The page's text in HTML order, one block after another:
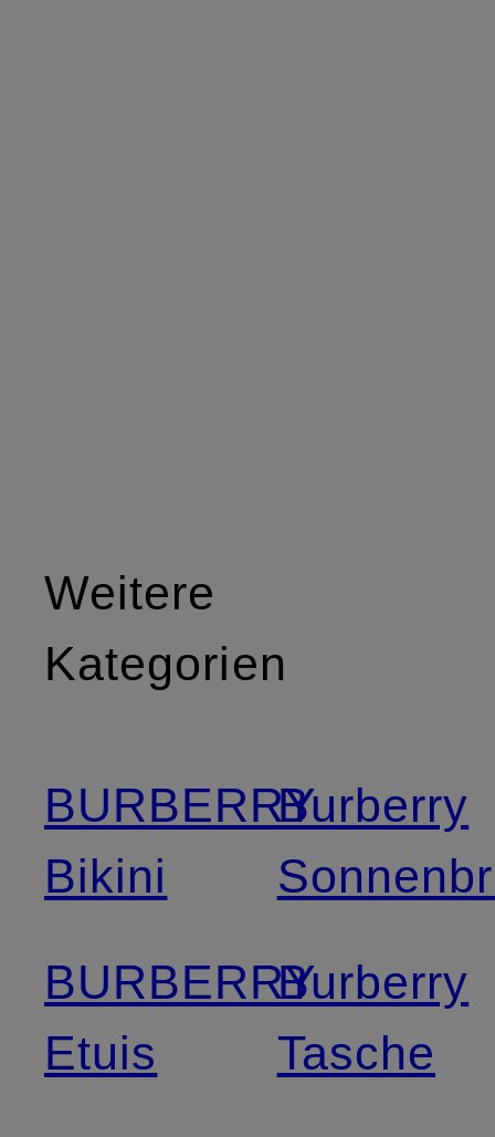
Weitere
Kategorien
BURBERRY
Bikini
BURBERRY
Etuis
Burberry
Burberry
Tasche